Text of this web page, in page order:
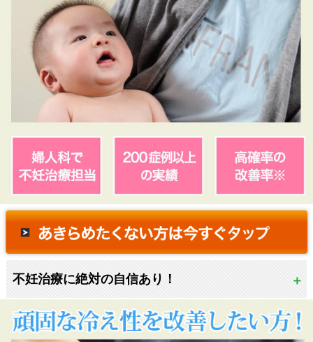
不妊治療に絶対の自信あり！